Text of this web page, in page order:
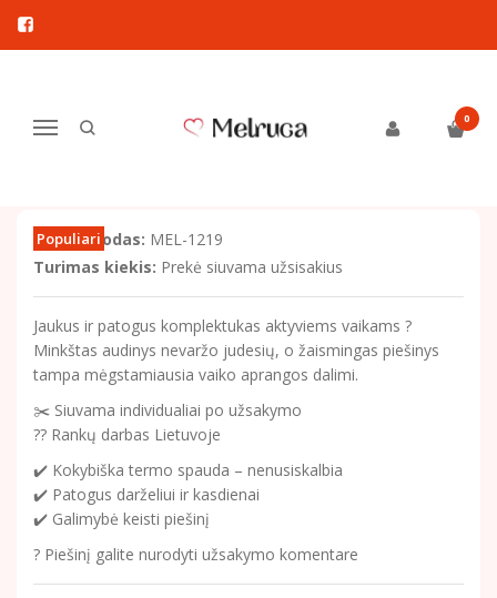
Navigacija
0
Pagrindinis
Vaikiškas laisvalaikio komplektukas su traktoriaus piešiniu
VAIKIŠKAS LAISVALAIKIO
KOMPLEKTUKAS SU TRAKTORIAUS
Populiari
Prekės kodas: MEL-1219
Turimas kiekis: Prekė siuvama užsisakius
Jaukus ir patogus komplektukas aktyviems vaikams ?
Minkštas audinys nevaržo judesių, o žaismingas piešinys
tampa mėgstamiausia vaiko aprangos dalimi.
✂️ Siuvama individualiai po užsakymo
?? Rankų darbas Lietuvoje
✔️ Kokybiška termo spauda – nenusiskalbia
✔️ Patogus darželiui ir kasdienai
✔️ Galimybė keisti piešinį
? Piešinį galite nurodyti užsakymo komentare